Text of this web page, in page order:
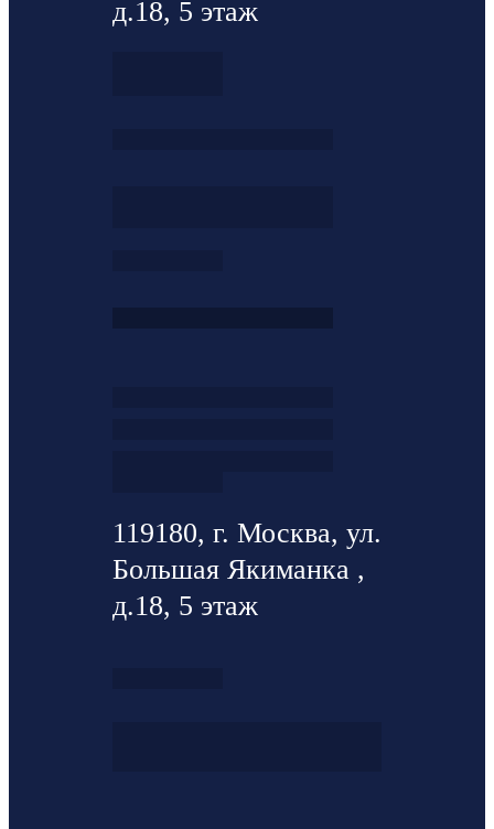
д.18, 5 этаж
119180, г. Москва, ул.
Большая Якиманка ,
д.18, 5 этаж